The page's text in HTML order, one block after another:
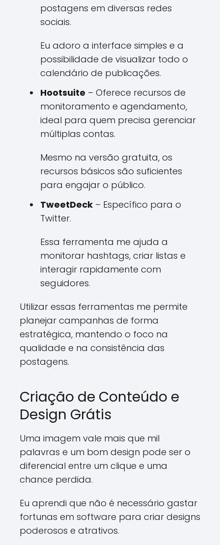
postagens em diversas redes
sociais.
Eu adoro a interface simples e a
possibilidade de visualizar todo o
calendário de publicações.
Hootsuite – Oferece recursos de
monitoramento e agendamento,
ideal para quem precisa gerenciar
múltiplas contas.
Mesmo na versão gratuita, os
recursos básicos são suficientes
para engajar o público.
TweetDeck – Específico para o
Twitter.
Essa ferramenta me ajuda a
monitorar hashtags, criar listas e
interagir rapidamente com
seguidores.
Utilizar essas ferramentas me permite
planejar campanhas de forma
estratégica, mantendo o foco na
qualidade e na consistência das
postagens.
Criação de Conteúdo e
Design Grátis
Uma imagem vale mais que mil
palavras e um bom design pode ser o
diferencial entre um clique e uma
chance perdida.
Eu aprendi que não é necessário gastar
fortunas em software para criar designs
poderosos e atrativos.